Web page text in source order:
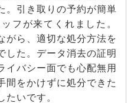
。引き取りの予約が簡単
フが来てくれました。
がら、適切な処分方法を
した。データ消去の証明
イバシー面でも心配無用
間をかけずに処分できた
たいです。